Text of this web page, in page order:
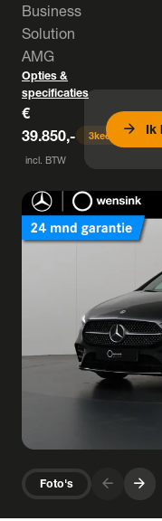
Business
Solution
AMG
Opties &
specificaties
€
39.850,-
incl. BTW
3keer bekeken
arrow_forward Ik
Foto's arrow_forward arrow_forward